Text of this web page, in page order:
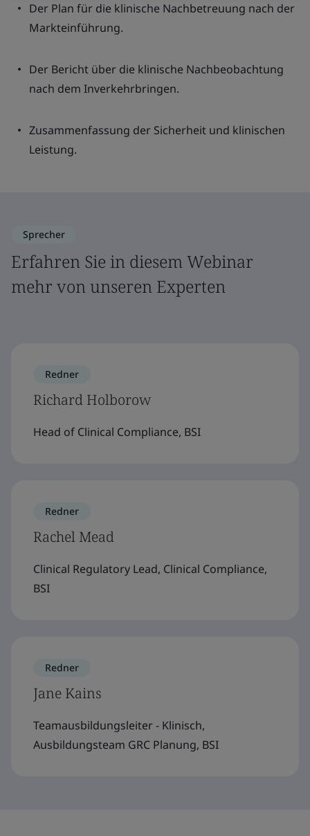
Der Plan für die klinische Nachbetreuung nach der
Markteinführung.
Der Bericht über die klinische Nachbeobachtung
nach dem Inverkehrbringen.
Zusammenfassung der Sicherheit und klinischen
Leistung.
Sprecher
Erfahren Sie in diesem Webinar
mehr von unseren Experten
Redner
Richard Holborow
Head of Clinical Compliance, BSI
Redner
Rachel Mead
Clinical Regulatory Lead, Clinical Compliance,
BSI
Redner
Jane Kains
Teamausbildungsleiter - Klinisch,
Ausbildungsteam GRC Planung, BSI